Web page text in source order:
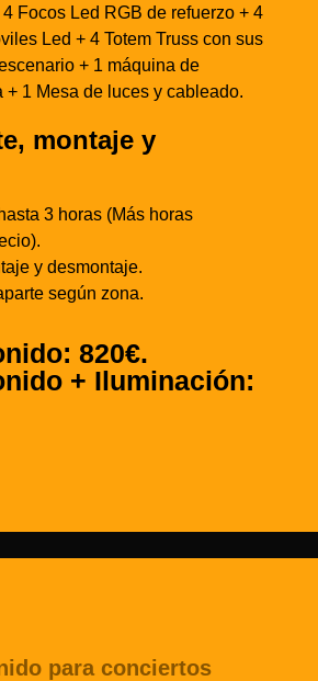
Focos Led RGB de refuerzo + 4
Led + 4 Totem Truss con sus
+ 1 máquina de
+ 1 Mesa de luces y cableado.
montaje y
3 horas (Más horas
y desmontaje.
según zona.
820€.
+ Iluminación:
para conciertos